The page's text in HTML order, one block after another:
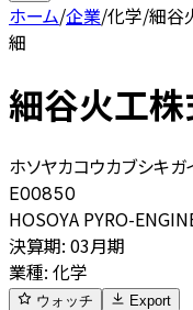
ホーム/企業/化学/細谷
細
細谷火工
ホソヤカコウカブシキガ
E00850
HOSOYA PYRO-
決算期: 03月期
業種: 化学
ウォッチ Export